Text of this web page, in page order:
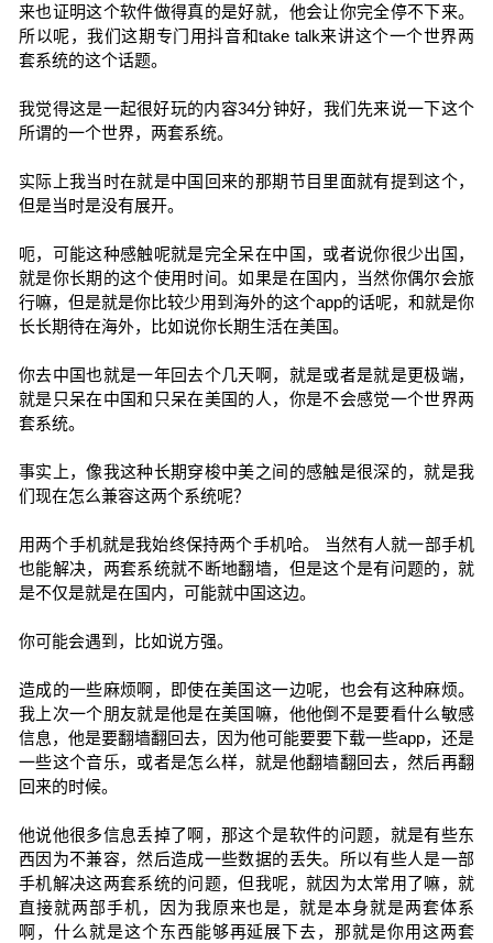
来也证明这个软件做得真的是好就，他会让你完全停不下来。
所以呢，我们这期专门用抖音和take talk来讲这个一个世界两
套系统的这个话题。
我觉得这是一起很好玩的内容34分钟好，我们先来说一下这个
所谓的一个世界，两套系统。
实际上我当时在就是中国回来的那期节目里面就有提到这个，
但是当时是没有展开。
呃，可能这种感触呢就是完全呆在中国，或者说你很少出国，
就是你长期的这个使用时间。如果是在国内，当然你偶尔会旅
行嘛，但是就是你比较少用到海外的这个app的话呢，和就是你
长长期待在海外，比如说你长期生活在美国。
你去中国也就是一年回去个几天啊，就是或者是就是更极端，
就是只呆在中国和只呆在美国的人，你是不会感觉一个世界两
套系统。
事实上，像我这种长期穿梭中美之间的感触是很深的，就是我
们现在怎么兼容这两个系统呢？
用两个手机就是我始终保持两个手机哈。 当然有人就一部手机
也能解决，两套系统就不断地翻墙，但是这个是有问题的，就
是不仅是就是在国内，可能就中国这边。
你可能会遇到，比如说方强。
造成的一些麻烦啊，即使在美国这一边呢，也会有这种麻烦。
我上次一个朋友就是他是在美国嘛，他他倒不是要看什么敏感
信息，他是要翻墙翻回去，因为他可能要要下载一些app，还是
一些这个音乐，或者是怎么样，就是他翻墙翻回去，然后再翻
回来的时候。
他说他很多信息丢掉了啊，那这个是软件的问题，就是有些东
西因为不兼容，然后造成一些数据的丢失。所以有些人是一部
手机解决这两套系统的问题，但我呢，就因为太常用了嘛，就
直接就两部手机，因为我原来也是，就是本身就是两套体系
啊，什么就是这个东西能够再延展下去，那就是你用这两套